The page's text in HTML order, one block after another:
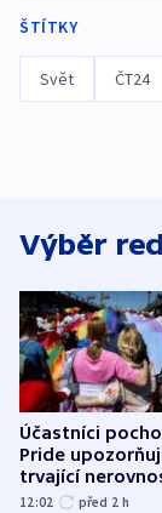
ŠTÍTKY
Svět ČT24
Výběr
Účastníci
Pride
trvající
společenskou
12:02 před 2 h